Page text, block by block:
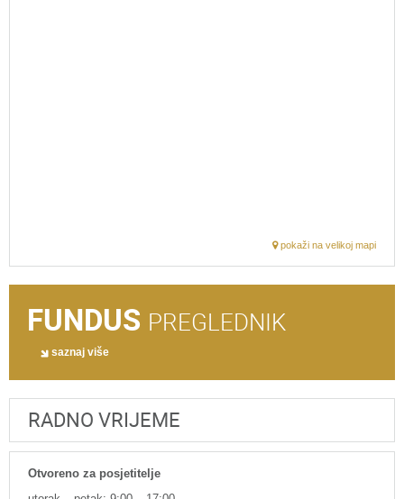
pokaži na velikoj mapi
FUNDUS PREGLEDNIK
saznaj više
RADNO VRIJEME
Otvoreno za posjetitelje